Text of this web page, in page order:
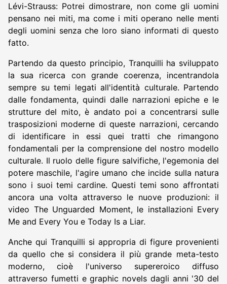
Lévi-Strauss: Potrei dimostrare, non come gli uomini
pensano nei miti, ma come i miti operano nelle menti
degli uomini senza che loro siano informati di questo
fatto.
Partendo da questo principio, Tranquilli ha sviluppato
la sua ricerca con grande coerenza, incentrandola
sempre su temi legati all'identità culturale. Partendo
dalle fondamenta, quindi dalle narrazioni epiche e le
strutture del mito, è andato poi a concentrarsi sulle
trasposizioni moderne di queste narrazioni, cercando
di identificare in essi quei tratti che rimangono
fondamentali per la comprensione del nostro modello
culturale. Il ruolo delle figure salvifiche, l'egemonia del
potere maschile, l'agire umano che incide sulla natura
sono i suoi temi cardine. Questi temi sono affrontati
ancora una volta attraverso le nuove produzioni: il
video The Unguarded Moment, le installazioni Every
Me and Every You e Today Is a Liar.
Anche qui Tranquilli si appropria di figure provenienti
da quello che si considera il più grande meta-testo
moderno, cioè l'universo supereroico diffuso
attraverso fumetti e graphic novels dagli anni '30 del